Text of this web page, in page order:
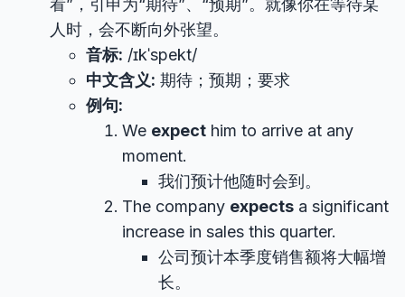
看”，引申为“期待”、“预期”。就像你在等待某
人时，会不断向外张望。
音标: /ɪkˈspekt/
中文含义: 期待；预期；要求
例句:
We expect him to arrive at any
moment.
我们预计他随时会到。
The company expects a significant
increase in sales this quarter.
公司预计本季度销售额将大幅增
长。